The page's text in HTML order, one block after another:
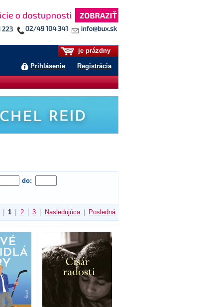
je prázdny
Prihlásenie Registrácia
do:
1 2 3 Nasledujúca Posledná